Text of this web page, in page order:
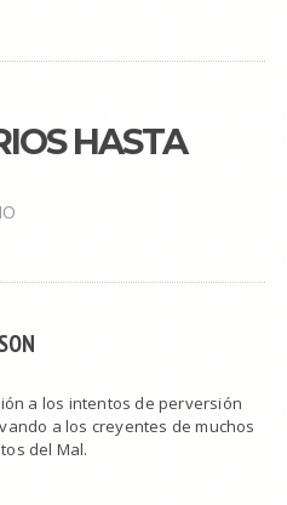
HASTA
a los intentos de perversión
a los creyentes de muchos
del Mal.